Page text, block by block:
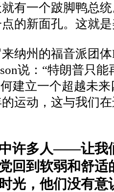
有一个跛脚鸭总
的新面孔。这就
纳州的福音派团体
说： “特朗普只能
建立一个超越未
运动，这与我们
许多人——让我
回到软弱和舒适
光，他们没有意